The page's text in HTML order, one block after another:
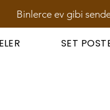
Binlerce ev gibi
SET